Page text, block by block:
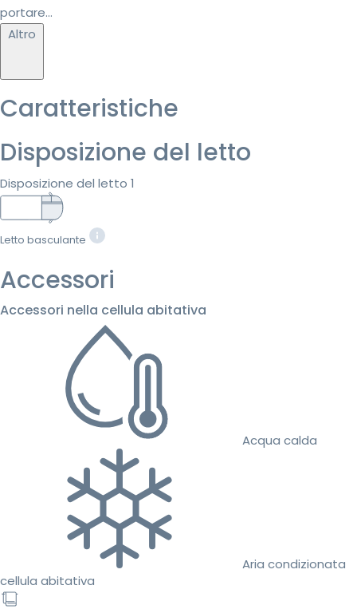
portare...
Altro
Caratteristiche
Disposizione del letto
Disposizione del letto 1
Letto basculante
Accessori
Accessori nella cellula abitativa
Acqua calda
Aria condizionata
cellula abitativa